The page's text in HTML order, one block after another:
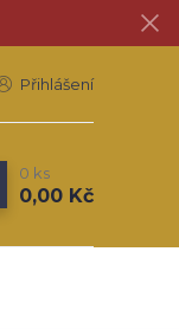
Přihlášení
0 ks
0,00 Kč